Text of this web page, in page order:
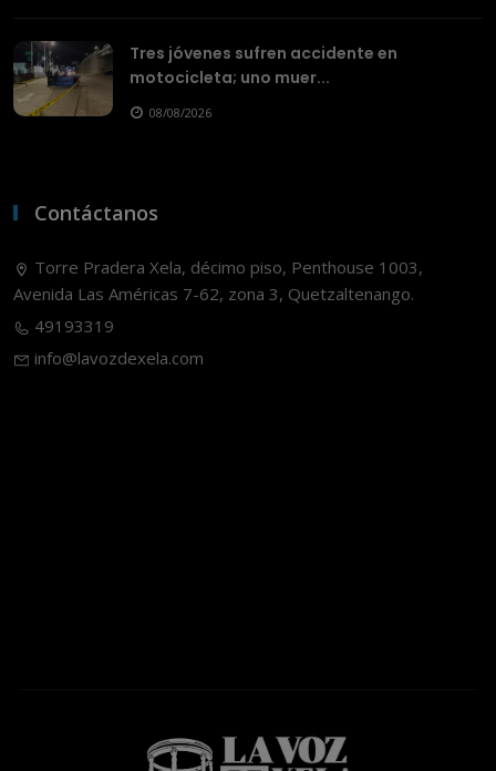
Tres jóvenes sufren accidente en
motocicleta; uno muer...
08/08/2026
Contáctanos
Torre Pradera Xela, décimo piso, Penthouse 1003,
Avenida Las Américas 7-62, zona 3, Quetzaltenango.
49193319
info@lavozdexela.com